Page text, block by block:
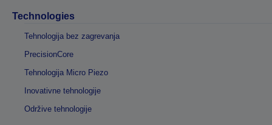
Technologies
Tehnologija bez zagrevanja
PrecisionCore
Tehnologija Micro Piezo
Inovativne tehnologije
Održive tehnologije